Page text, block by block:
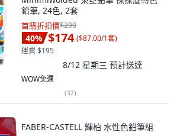
鉛筆, 24色, 2套
首購折扣價$290
40% $174 ($87.00/1套)
運費 $195
8/12 星期三 預計送達
WOW免運
(32)
FABER-CASTELL 輝柏 水性色鉛筆組